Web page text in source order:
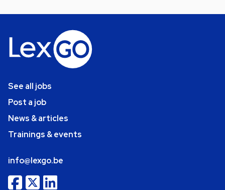
See all jobs
Post a job
News & articles
Trainings & events
info@lexgo.be